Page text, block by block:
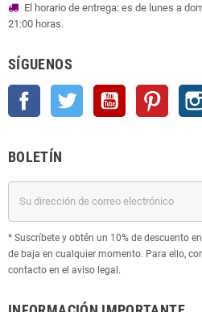
El horario de entrega: es de lunes a
21:00 horas.
SÍGUENOS
Facebook Twitter YouTube
BOLETÍN
* Suscríbete y obtén un 10% de descuento
de baja en cualquier momento. Para ello,
contacto en el aviso legal.